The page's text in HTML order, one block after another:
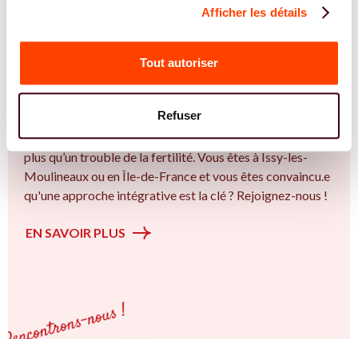
Afficher les détails
Tout autoriser
Refuser
Vous êtes Sage Femme expert.e.s en SMOP
(SOPK) ?
Vous êtes Sage Femme spécialiste dans dans
l'accompagnement des femmes et des couples sur la
thématique de la fertilité et particulièrement sur le Bien
plus qu’un trouble de la fertilité. Vous êtes à Issy-les-
Moulineaux ou en Île-de-France et vous êtes convaincu.e
qu'une approche intégrative est la clé ? Rejoignez-nous !
EN SAVOIR PLUS